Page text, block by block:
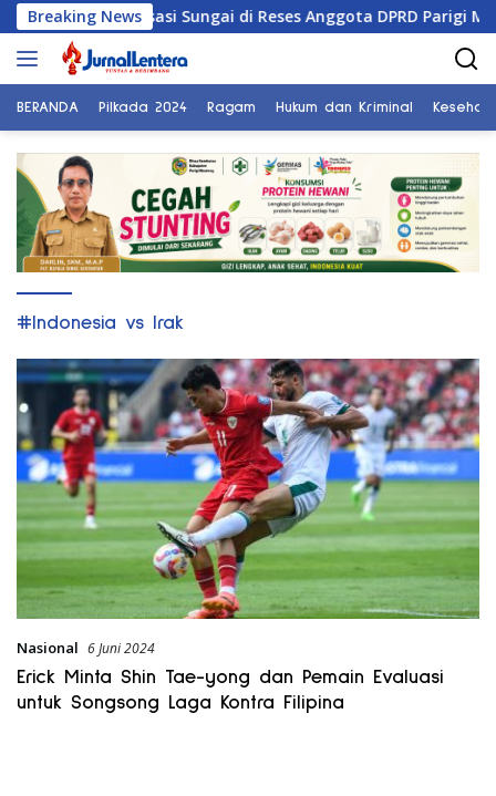
Langsung
ke
konten
Breaking News
Normalisasi Sungai di Reses Anggota DPRD Parigi
BERANDA Pilkada 2024 Ragam Hukum dan Kriminal
#Indonesia vs Irak
Nasional 6 Juni 2024
Erick Minta Shin Tae-yong dan Pemain Evaluasi
untuk Songsong Laga Kontra Filipina